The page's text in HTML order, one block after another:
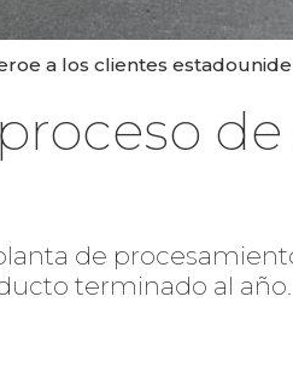
a los clientes
de
terminado al año.